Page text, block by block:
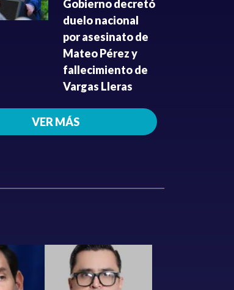
Gobierno decretó
duelo nacional
por asesinato de
Mateo Pérez y
fallecimiento de
Vargas Lleras
VER MÁS